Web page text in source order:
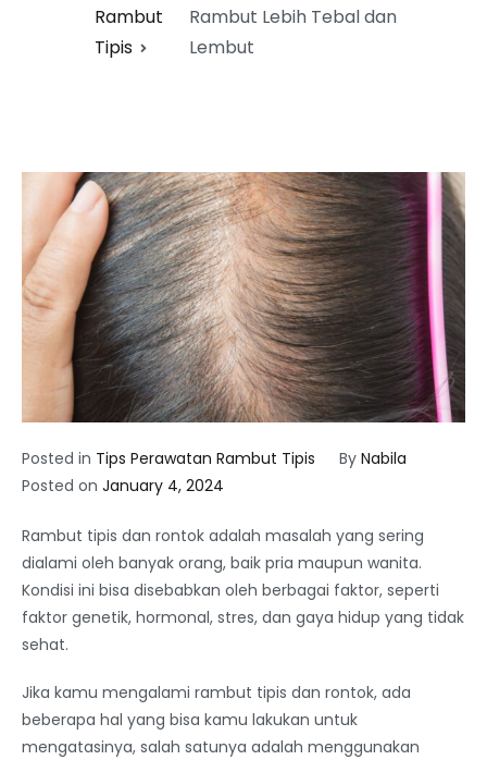
Rambut
Tipis
Rambut Lebih Tebal dan
Lembut
Posted in Tips Perawatan Rambut Tipis By Nabila
Posted on January 4, 2024
Rambut tipis dan rontok adalah masalah yang sering
dialami oleh banyak orang, baik pria maupun wanita.
Kondisi ini bisa disebabkan oleh berbagai faktor, seperti
faktor genetik, hormonal, stres, dan gaya hidup yang tidak
sehat.
Jika kamu mengalami rambut tipis dan rontok, ada
beberapa hal yang bisa kamu lakukan untuk
mengatasinya, salah satunya adalah menggunakan